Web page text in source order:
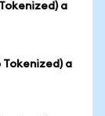
a
Tokenized) a